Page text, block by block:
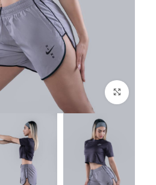
برای بزرگنمایی کلیک کنید